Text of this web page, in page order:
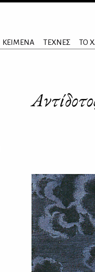
ΚΕΙΜΕΝΑ ΤΕΧΝΕΣ ΤΟ